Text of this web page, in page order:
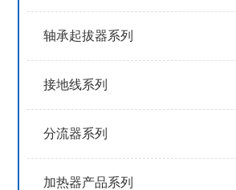
轴承起拔器系列
接地线系列
分流器系列
加热器产品系列